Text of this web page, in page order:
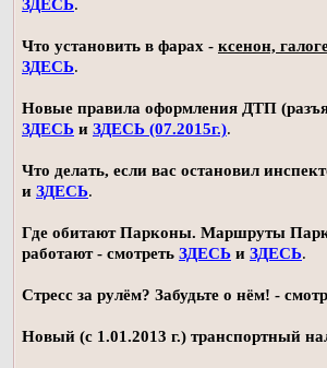
ЗДЕСЬ.
Что установить в фарах - ксенон,
ЗДЕСЬ.
Новые правила оформления ДТП
ЗДЕСЬ и ЗДЕСЬ (07.2015г.).
Что делать, если вас остановил
и ЗДЕСЬ.
Где обитают Парконы. Маршруты
работают - смотреть ЗДЕСЬ и ЗДЕСЬ.
Стресс за рулём? Забудьте о нём! -
Новый (с 1.01.2013 г.) транспортный